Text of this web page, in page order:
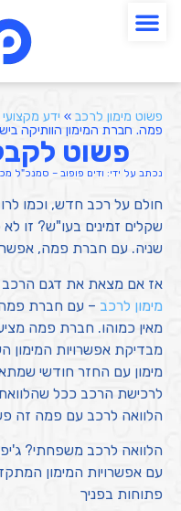
פשוט
נכתב על ידי: ודים פופוב – סמנכ"ל
פשוט מימון לרכב » ידע מקצועי
פמה. חברת המימון הוותיקה
שקלים זמינים בעו"ש? זו
שניה. עם חברת פמה, אפשר
אז אם מצאת את דגם הרכב
מימון לרכב – עם חברת פמה
מאין כמוהו. חברת פמה
מבדיקת אפשרויות המימון
מימון עם החזר חודשי
לרכישת הרכב ככל
הלוואה לרכב עם פמה זה
הלוואה לרכב משפחתי?
עם אפשרויות המימון
פתוחות בפניך